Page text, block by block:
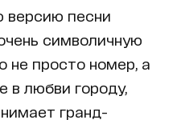
версию песни
символичную
не просто номер, а
в любви городу,
гранд-